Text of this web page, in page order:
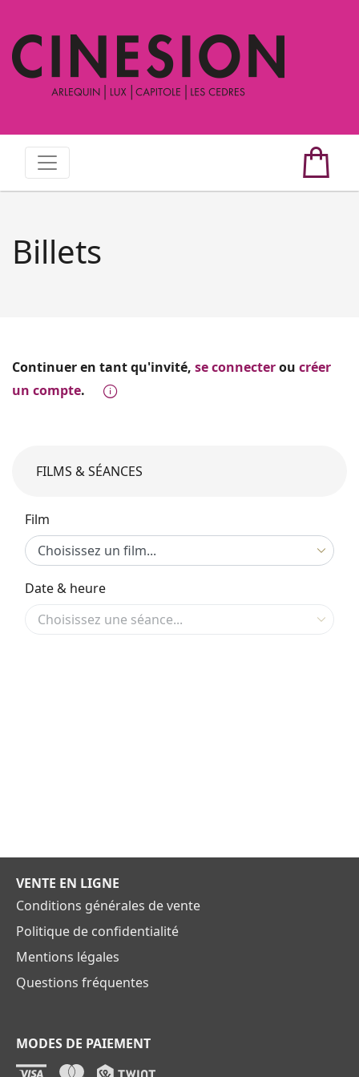
Billets
Continuer en tant qu'invité, se connecterou créer
un compte.
FILMS & SÉANCES
Film
Date & heure
VENTE EN LIGNE
Conditions générales de vente
Politique de confidentialité
Mentions légales
Questions fréquentes
MODES DE PAIEMENT